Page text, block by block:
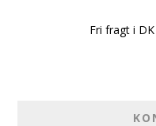
Fri fragt i